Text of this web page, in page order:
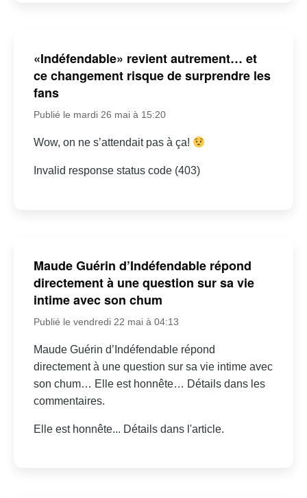
«Indéfendable» revient autrement… et
ce changement risque de surprendre les
fans
Publié le mardi 26 mai à 15:20
Wow, on ne s’attendait pas à ça!
Invalid response status code (403)
Maude Guérin d’Indéfendable répond
directement à une question sur sa vie
intime avec son chum
Publié le vendredi 22 mai à 04:13
Maude Guérin d’Indéfendable répond
directement à une question sur sa vie intime avec
son chum… Elle est honnête… Détails dans les
commentaires.
Elle est honnête... Détails dans l'article.